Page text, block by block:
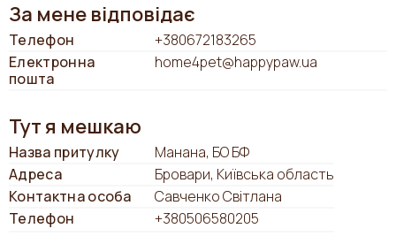
За мене відповідає
Телефон
+380672183265
Електронна
пошта
home4pet@happypaw.ua
Тут я мешкаю
Назва притулку
Манана, БО БФ
Адреса
Бровари, Київська область
Контактна особа
Савченко Світлана
Телефон
+380506580205